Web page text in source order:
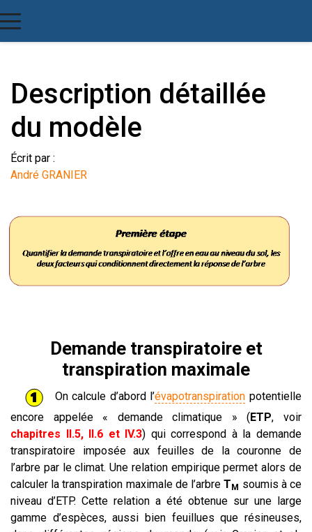
Description détaillée
du modèle
Écrit par :
André GRANIER
Demande transpiratoire et
transpiration maximale
On calcule d’abord l’évapotranspiration potentielle
encore appelée « demande climatique » ( ETP, voir
chapitres II.5, II.6 et IV.3) qui correspond à la demande
transpiratoire imposée aux feuilles de la couronne de
l’arbre par le climat. Une relation empirique permet alors de
calculer la transpiration maximale de l’arbreT M soumis à ce
niveau d’ETP. Cette relation a été obtenue sur une large
gamme d’espèces, aussi bien feuillues que résineuses,